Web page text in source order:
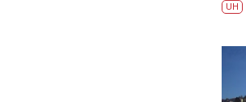
UH